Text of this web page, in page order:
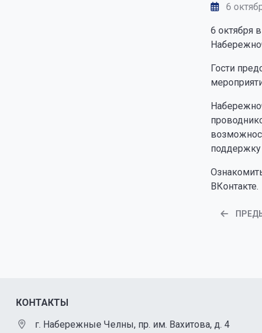
6
6 октября
Гости
поддержку
ВКонтакте.
КОНТАКТЫ
г. Набережные Челны, пр. им. Вахитова, д. 4